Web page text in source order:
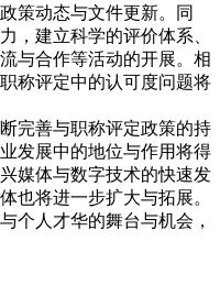
策动态与文件更新。同
，建立科学的评价体系、
与合作等活动的开展。相
称评定中的认可度问题将
完善与职称评定政策的持
发展中的地位与作用将得
媒体与数字技术的快速发
也将进一步扩大与拓展。
个人才华的舞台与机会，